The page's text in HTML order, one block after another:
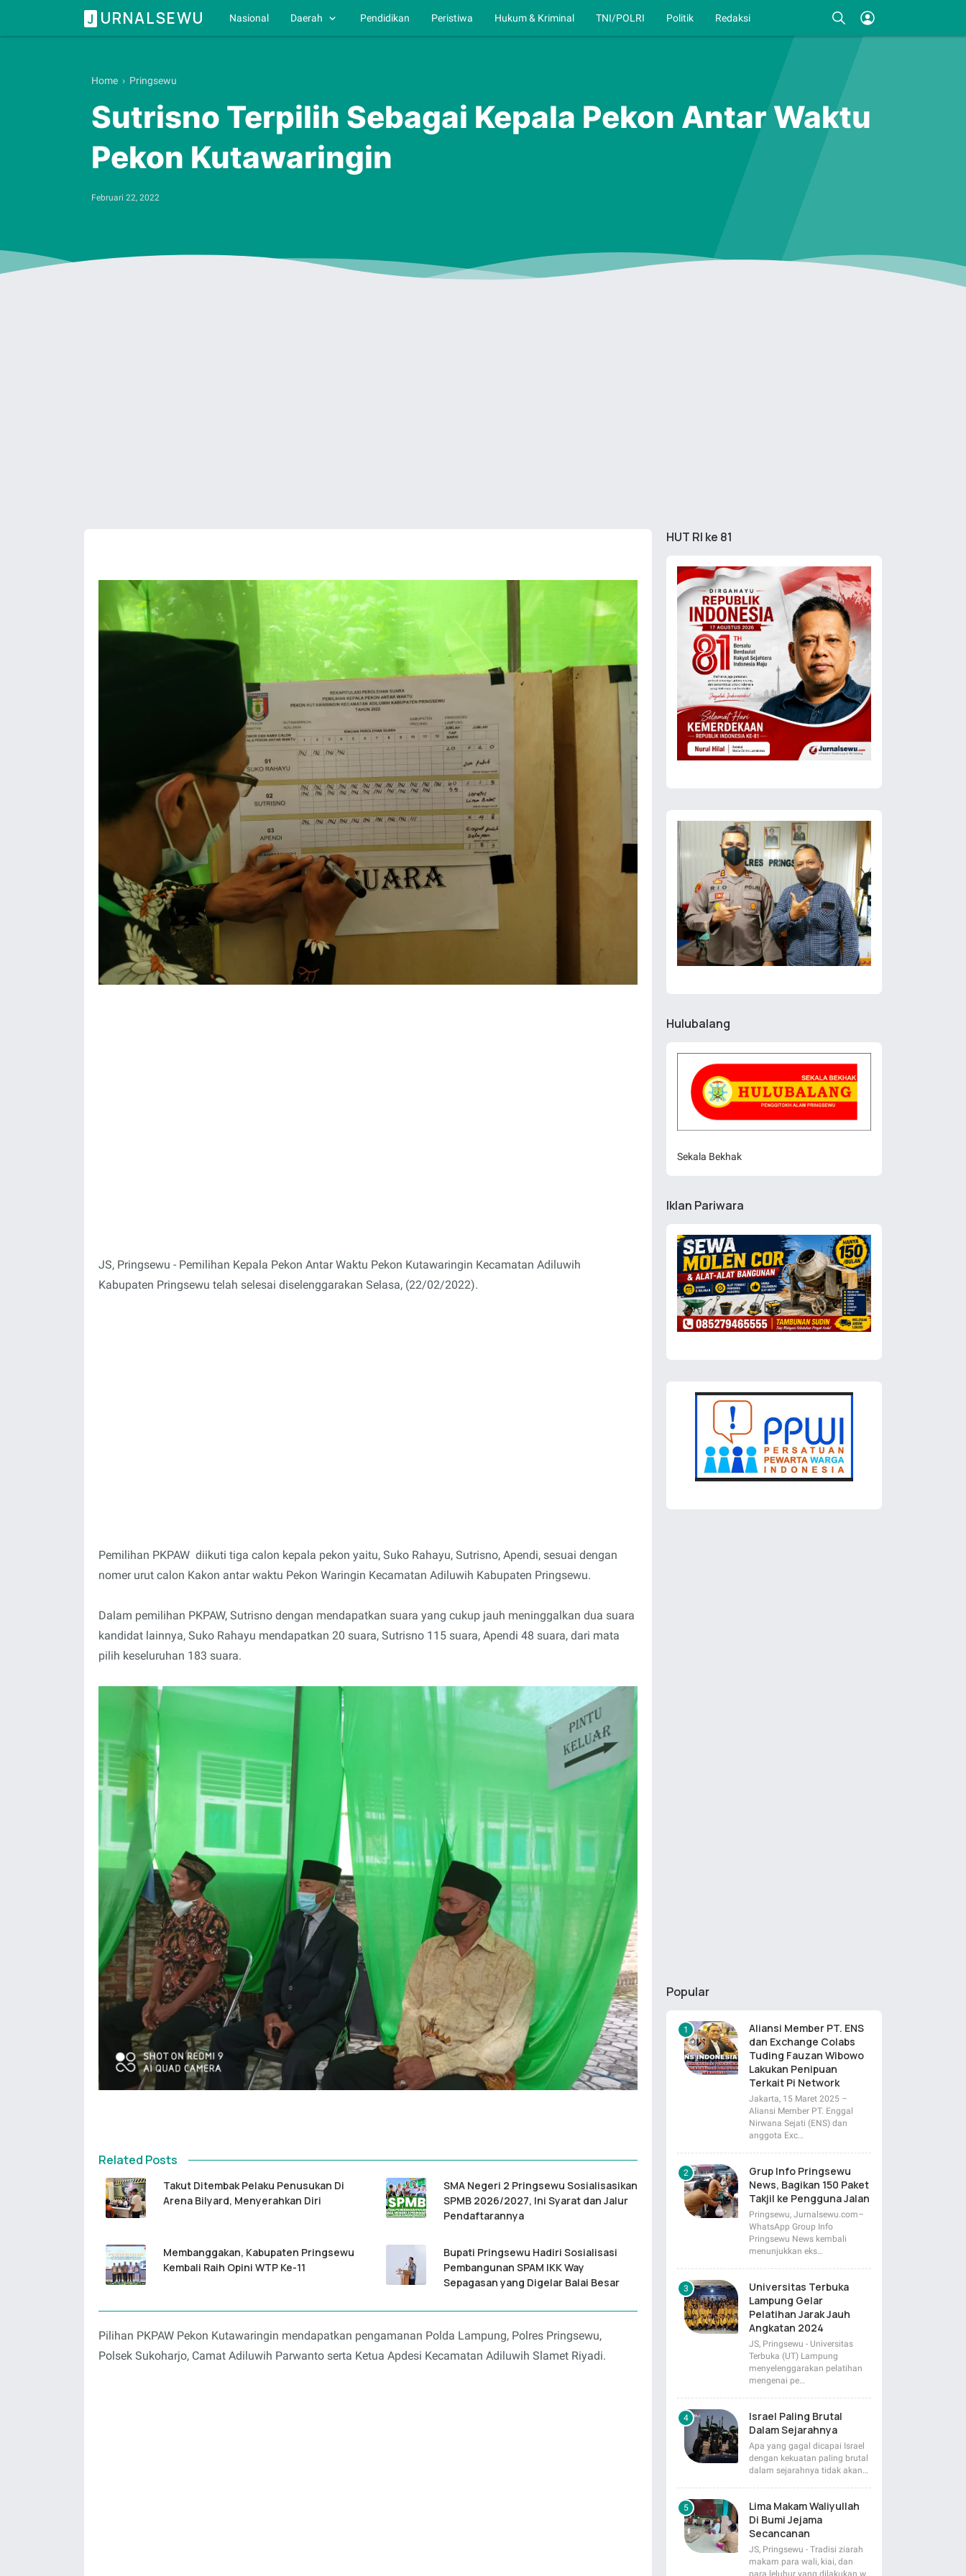
J URNALSEWU Nasional Daerah Pendidikan Peristiwa Hukum & Kriminal TNI/POLRI Politik Redaksi
Home › Pringsewu
Sutrisno Terpilih Sebagai Kepala Pekon Antar Waktu
Pekon Kutawaringin
Februari 22, 2022
JS, Pringsewu - Pemilihan Kepala Pekon Antar Waktu Pekon Kutawaringin Kecamatan Adiluwih
Kabupaten Pringsewu telah selesai diselenggarakan Selasa, (22/02/2022).
Pemilihan PKPAW diikuti tiga calon kepala pekon yaitu, Suko Rahayu, Sutrisno, Apendi, sesuai dengan
nomer urut calon Kakon antar waktu Pekon Waringin Kecamatan Adiluwih Kabupaten Pringsewu.
Dalam pemilihan PKPAW, Sutrisno dengan mendapatkan suara yang cukup jauh meninggalkan dua suara
kandidat lainnya, Suko Rahayu mendapatkan 20 suara, Sutrisno 115 suara, Apendi 48 suara, dari mata
pilih keseluruhan 183 suara.
Related Posts
Takut Ditembak Pelaku Penusukan Di
Arena Bilyard, Menyerahkan Diri
SMA Negeri 2 Pringsewu Sosialisasikan
SPMB 2026/2027, Ini Syarat dan Jalur
Pendaftarannya
Membanggakan, Kabupaten Pringsewu
Kembali Raih Opini WTP Ke-11
Bupati Pringsewu Hadiri Sosialisasi
Pembangunan SPAM IKK Way
Sepagasan yang Digelar Balai Besar
Pilihan PKPAW Pekon Kutawaringin mendapatkan pengamanan Polda Lampung, Polres Pringsewu,
Polsek Sukoharjo, Camat Adiluwih Parwanto serta Ketua Apdesi Kecamatan Adiluwih Slamet Riyadi.
HUT RI ke 81
Hulubalang
Sekala Bekhak
Iklan Pariwara
Popular
Aliansi Member PT. ENS
dan Exchange Colabs
Tuding Fauzan Wibowo
Lakukan Penipuan
Terkait Pi Network
Jakarta, 15 Maret 2025 –
Aliansi Member PT. Enggal
Nirwana Sejati (ENS) dan
anggota Exc…
Grup Info Pringsewu
News, Bagikan 150 Paket
Takjil ke Pengguna Jalan
Pringsewu, Jurnalsewu.com–
WhatsApp Group Info
Pringsewu News kembali
menunjukkan eks…
Universitas Terbuka
Lampung Gelar
Pelatihan Jarak Jauh
Angkatan 2024
JS, Pringsewu - Universitas
Terbuka (UT) Lampung
menyelenggarakan pelatihan
mengenai pe…
Israel Paling Brutal
Dalam Sejarahnya
Apa yang gagal dicapai Israel
dengan kekuatan paling brutal
dalam sejarahnya tidak akan…
Lima Makam Waliyullah
Di Bumi Jejama
Secancanan
JS, Pringsewu - Tradisi ziarah
makam para wali, kiai, dan
para leluhur yang dilakukan w…